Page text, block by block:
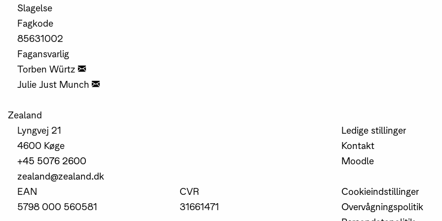
Slagelse
Fagkode
85631002
Fagansvarlig
Torben Würtz
Julie Just Munch
Zealand
Lyngvej 21
4600 Køge
+45 5076 2600
zealand@zealand.dk
Ledige stillinger
Kontakt
Moodle
EAN
5798 000 560581
CVR
31661471
Cookieindstillinger
Overvågningspolitik